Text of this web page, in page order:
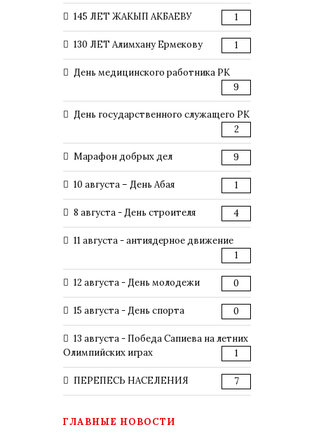
145 ЛЕТ ЖАКЫП АКБАЕВУ 1
130 ЛЕТ Алимхану Ермекову 1
День медицинского работника РК
9
День государственного служащего РК
2
Марафон добрых дел 9
10 августа – День Абая 1
8 августа - День строителя 4
11 августа - антиядерное движение
1
12 августа - День молодежи 0
15 августа - День спорта 0
13 августа - Победа Сапиева на летних
Олимпийских играх
1
ПЕРЕПЕСЬ НАСЕЛЕНИЯ 7
ГЛАВНЫЕ НОВОСТИ